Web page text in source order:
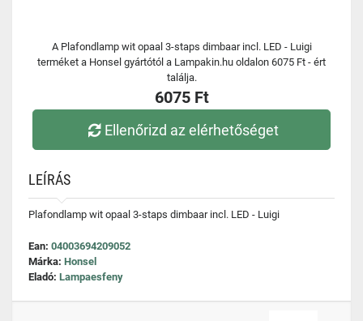
A Plafondlamp wit opaal 3-staps dimbaar incl. LED - Luigi
terméket a Honsel gyártótól a Lampakin.hu oldalon 6075 Ft - ért
találja.
6075 Ft
Ellenőrizd az elérhetőséget
LEÍRÁS
Plafondlamp wit opaal 3-staps dimbaar incl. LED - Luigi
Ean: 04003694209052
Márka: Honsel
Eladó: Lampaesfeny